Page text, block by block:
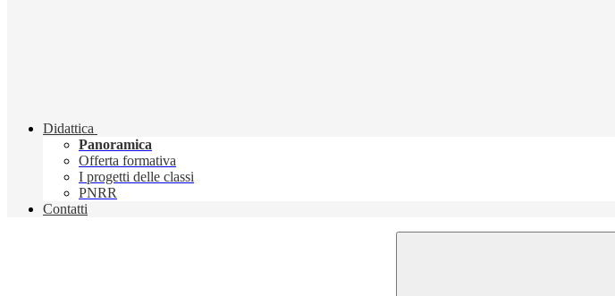
Didattica
Panoramica
Offerta formativa
I progetti delle classi
PNRR
Contatti